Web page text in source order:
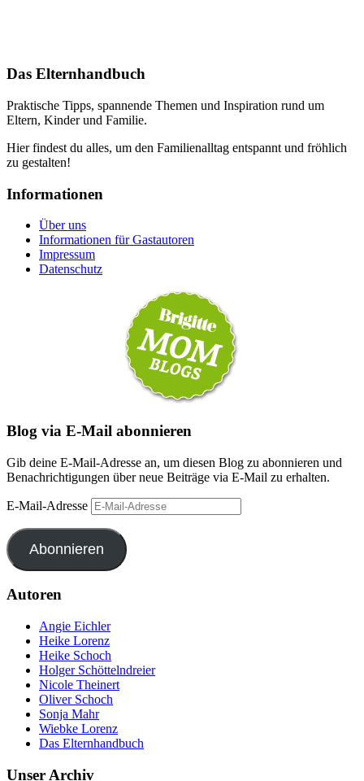
Das Elternhandbuch
Praktische Tipps, spannende Themen und Inspiration rund um
Eltern, Kinder und Familie.
Hier findest du alles, um den Familienalltag entspannt und fröhlich
zu gestalten!
Informationen
Über uns
Informationen für Gastautoren
Impressum
Datenschutz
Blog via E-Mail abonnieren
Gib deine E-Mail-Adresse an, um diesen Blog zu abonnieren und
Benachrichtigungen über neue Beiträge via E-Mail zu erhalten.
E-Mail-Adresse
Abonnieren
Autoren
Angie Eichler
Heike Lorenz
Heike Schoch
Holger Schöttelndreier
Nicole Theinert
Oliver Schoch
Sonja Mahr
Wiebke Lorenz
Das Elternhandbuch
Unser Archiv